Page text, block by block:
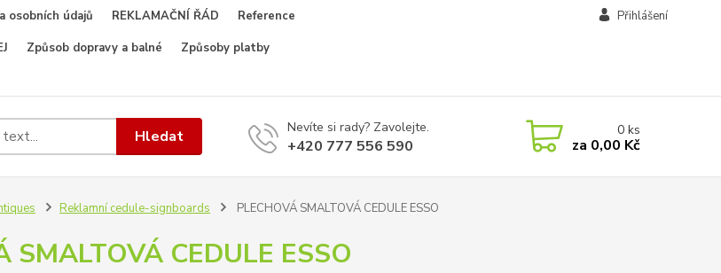
osobních údajů REKLAMAČNÍ ŘÁD
Reference
Způsob dopravy a balné
Způsoby platby
Přihlášení
Hledat Nevíte si rady? Zavolejte.
+420 777 556 590
0ks
za 0,00 Kč
Reklamní cedule-signboards PLECHOVÁ SMALTOVÁ CEDULE ESSO
SMALTOVÁ CEDULE ESSO